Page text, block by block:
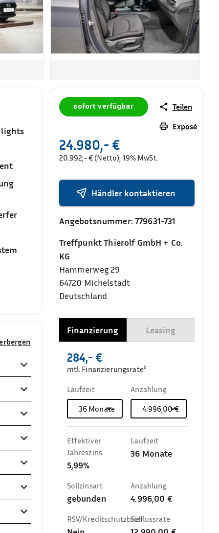
sofort verfügbar
Teilen
Exposé
24.980,- €
20.992,- € (Netto), 19% MwSt.
Händler kontaktieren
Angebotsnummer: 779631-731
Treffpunkt Thierolf GmbH + Co.
KG
Hammerweg 29
64720 Michelstadt
Deutschland
Finanzierung Leasing
284,- €
mtl. Finanzierungsrate²
Laufzeit
36Monate
Anzahlung
4.996,00 €
Effektiver
Jahreszins
5,99%
Laufzeit
36 Monate
Sollzinsart
gebunden
Anzahlung
4.996,00 €
RSV/KreditschutzbriefSchlussrate